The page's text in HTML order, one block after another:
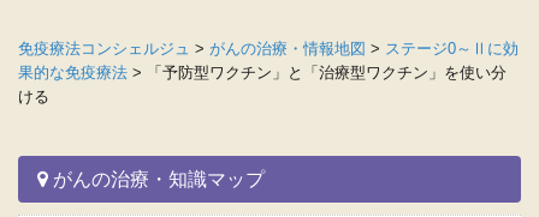
免疫療法コンシェルジュ > がんの治療・情報地図 > ステージ0～Ⅱに効
果的な免疫療法 >
「予防型ワクチン」と「治療型ワクチン」を使い分
ける
がんの治療・知識マップ